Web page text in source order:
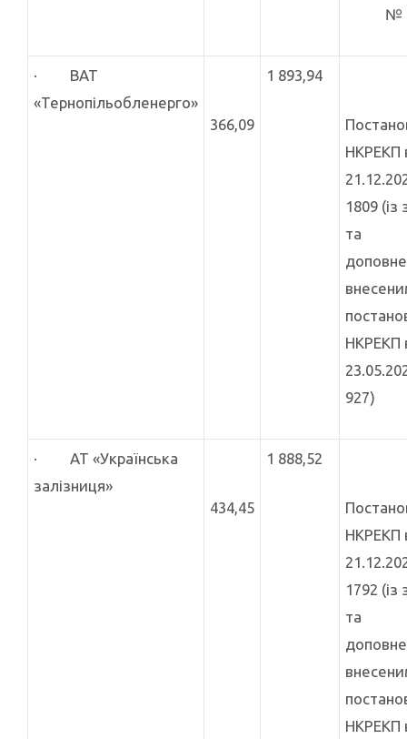
№
· ВАТ
«Тернопільобленерго»
366,09
1 893,94
НКРЕКП
1809 (із
та
НКРЕКП
927)
· АТ «Українська
залізниця»
434,45
1 888,52
НКРЕКП
1792 (із
та
НКРЕКП